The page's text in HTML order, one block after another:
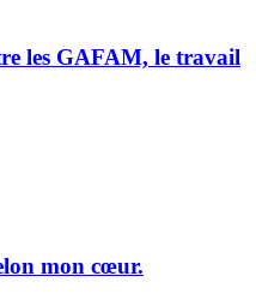
les GAFAM, le travail
mon cœur.